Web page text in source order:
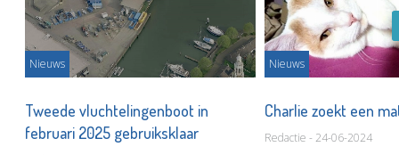
Nieuws
Tweede vluchtelingenboot in
februari 2025 gebruiksklaar
Nieuws
Charlie zoekt een
Redactie - 24-06-2024